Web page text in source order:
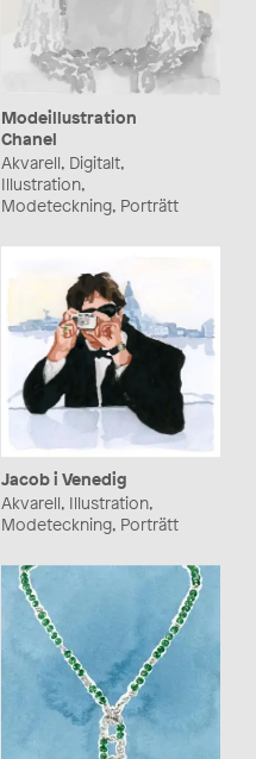
Modeillustration
Chanel
Akvarell, Digitalt,
Illustration,
Modeteckning, Porträtt
Jacob i Venedig
Akvarell, Illustration,
Modeteckning, Porträtt